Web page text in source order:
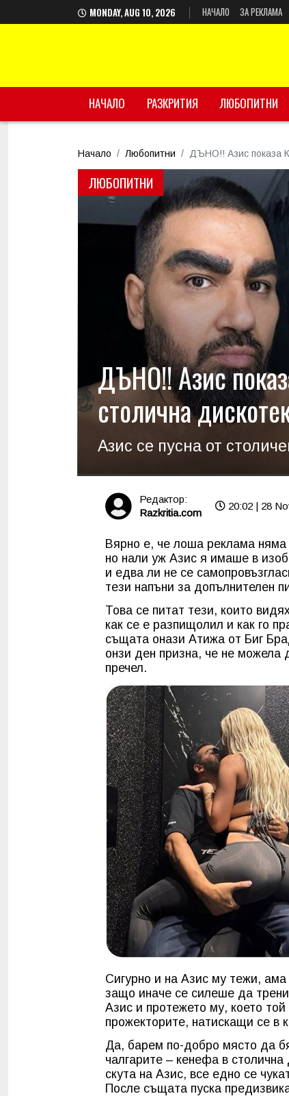
MONDAY, AUG 10, 2026 НАЧАЛО ЗА РЕКЛАМА
НАЧАЛО РАЗКРИТИЯ ЛЮБОПИТНИ
Начало Любопитни ДЪНО!! Азис показа
ЛЮБОПИТНИ
ДЪНО!! Азис
столична
Азис се пусна от
Редактор:
Razkritia.com
20:02 | 28
Вярно е, че лоша реклама няма
но нали уж Азис я имаше в
и едва ли не се
тези напъни за допълнителен
Това се питат тези, които
как се е разпищолил и как го
същата онази Атижа от Биг
онзи ден призна, че не
пречел.
Сигурно и на Азис му тежи,
защо иначе се силеше да
Азис и протежето му, което
прожекторите, натискащи се в
Да, барем по-добро място да
чалгарите – кенефа в
скута на Азис, все едно се
После същата пуска